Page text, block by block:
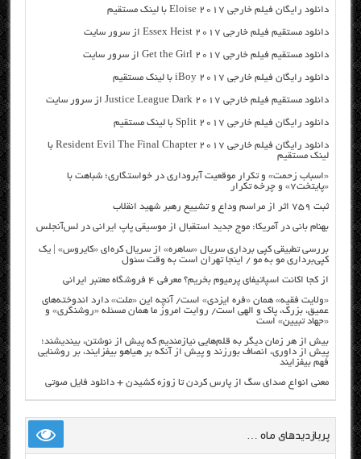
دانلود رایگان فیلم خارجی Eloise 2017 با لینک مستقیم
دانلود مستقیم فیلم خارجی Essex Heist 2017 از سرور سایت
دانلود مستقیم فیلم خارجی Get the Girl 2017 از سرور سایت
دانلود رایگان فیلم خارجی iBoy 2017 با لینک مستقیم
دانلود مستقیم فیلم خارجی Justice League Dark 2017 از سرور سایت
دانلود رایگان فیلم خارجی Split 2017 با لینک مستقیم
دانلود رایگان فیلم خارجی Resident Evil The Final Chapter 2017 با
لینک مستقیم
«اسباب زحمت» و تکرار موقعیت آبروداری در خواستگاری؛ شباهت با
«پایتخت۷» و چرخه تکرار
ثبت ۷۵۹ اثر از مراسم وداع و تشییع رهبر شهید انقلاب
بهنام بانی در آمریکا: موج جدید استقبال از موسیقی پاپ ایرانی در لس‌آنجلس
بررسی تطبیقی کپی برداری سریال «ساهره» از سریال کره‌ای «کایروس» | یک
کپی‌برداری مو به مو / اینجا تهران است به وقت سئول
از کجا اکانت اسپاتیفای پرمیوم بخریم؟ معرفی ۴ فروشگاه معتبر ایرانی
«ولایت فقیه» همان «فره ایزدی» است/ آنچه این «ملت» دارد اندوخته‌های
عمیق، بزرگ، پاک و الهی است/ روایت امروز ما همان مسئله «روشنگری» و
«جهاد تبیین» است
بیش از هر زمان دیگر به قلم‌هایی نیازمندیم که پیش از نوشتن، بیندیشند؛
پیش از داوری، انصاف بورزند و پیش از آنکه بر هیاهو بیفزایند، بر روشنایی
فهم بیفزایند
معنی انواع صدای سگ از پارس کردن تا زوزه کشیدن + دانلود فایل صوتی
پربازدیدهای ماه …